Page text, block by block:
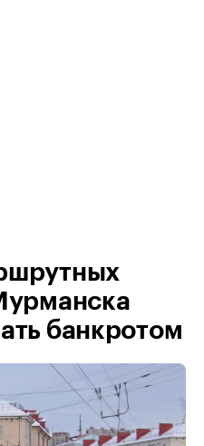
банкротом